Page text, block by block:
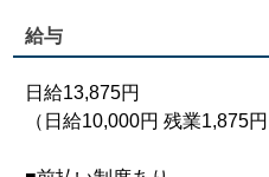
給与
日給13,875円
（日給10,000円 残業1,875